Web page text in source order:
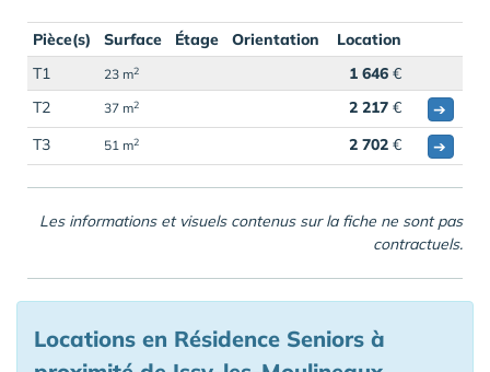
Pièce(s) Surface Étage Orientation
Location
T1
23 m2 1 646 €
T2
37 m2 2 217 €
➔
T3
51 m2 2 702 € ➔
Les informations et visuels contenus sur la fiche ne sont pas
contractuels.
Locations en Résidence Seniors à